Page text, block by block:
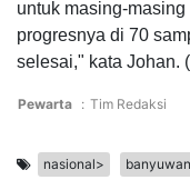
untuk masing-
progresnya di 70
selesai," kata Johan.
Pewarta : Tim Redaksi
nasional>